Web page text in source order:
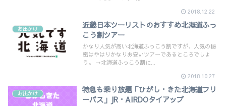
2018.12.22
お出かけ
近畿日本ツーリストのおすすめ北海道ふっ
こう割ツアー
かなり人気が高い北海道ふっこう割ですが、人気の秘
密はやはりかなりお安いツアーであるところでしょ
う。 →北海道ふっこう割に...
2018.10.27
お出かけ
特急も乗り放題「ひがし・きた北海道フリ
ーパス」JR・AIRDOタイアップ